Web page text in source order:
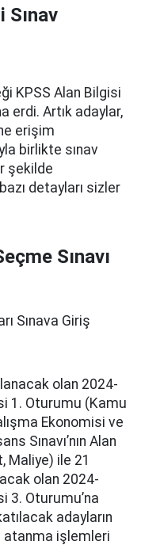
Sınav
KPSS Alan Bilgisi
erdi. Artık adaylar,
erişim
birlikte sınav
şekilde
detayları sizler
Sınavı
Sınava Giriş
olan 2024-
1. Oturumu (Kamu
Ekonomisi ve
Sınavı’nın Alan
Maliye) ile 21
olan 2024-
3. Oturumu’na
adayların
atanma işlemleri